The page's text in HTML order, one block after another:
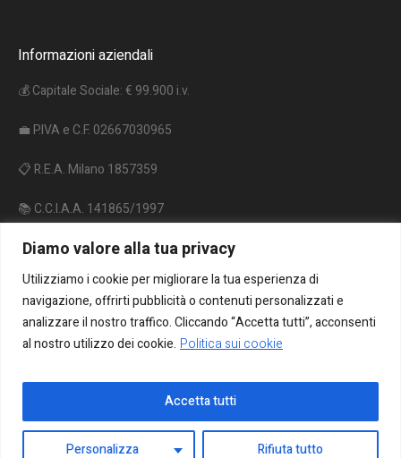
Diamo valore alla tua privacy
Utilizziamo i cookie per migliorare la tua esperienza di
navigazione, offrirti pubblicità o contenuti personalizzati e
analizzare il nostro traffico. Cliccando “Accetta tutti”, acconsenti
al nostro utilizzo dei cookie. Politica sui cookie
Personalizza Rifiuta tutto
Accetta tutti
Informazioni aziendali
💰 Capitale Sociale: € 99.900 i.v.
💼 P.IVA e C.F. 02667030965
📋 R.E.A. Milano 1857359
📚 C.C.I.A.A. 141865/1997
🔋 Reg. P.A. IT09060P00000962
♻️ Reg. A.E.E. IT18020000010206
Informativa sulla privacy / ON LITE © 2025 / Tutti i diritti riservati